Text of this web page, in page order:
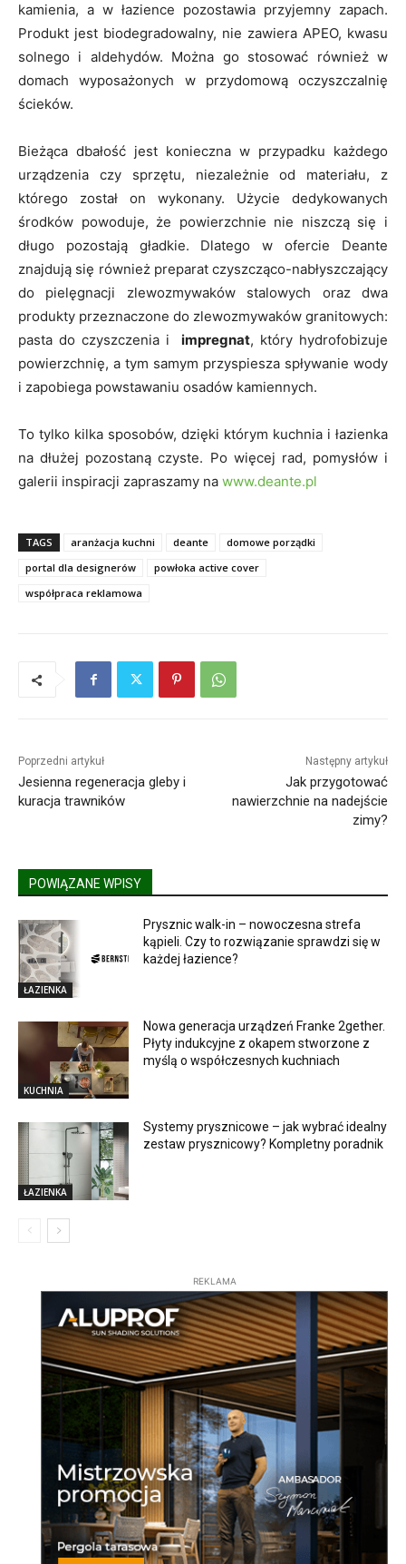
kamienia, a w łazience pozostawia przyjemny zapach.
Produkt jest biodegradowalny, nie zawiera APEO, kwasu
solnego i aldehydów. Można go stosować również w
domach wyposażonych w przydomową oczyszczalnię
ścieków.
Bieżąca dbałość jest konieczna w przypadku każdego
urządzenia czy sprzętu, niezależnie od materiału, z
którego został on wykonany. Użycie dedykowanych
środków powoduje, że powierzchnie nie niszczą się i
długo pozostają gładkie. Dlatego w ofercie Deante
znajdują się również preparat czyszcząco-nabłyszczający
do pielęgnacji zlewozmywaków stalowych oraz dwa
produkty przeznaczone do zlewozmywaków granitowych:
pasta do czyszczenia iimpregnat, który hydrofobizuje
powierzchnię, a tym samym przyspiesza spływanie wody
i zapobiega powstawaniu osadów kamiennych.
To tylko kilka sposobów, dzięki którym kuchnia i łazienka
na dłużej pozostaną czyste. Po więcej rad, pomysłów i
galerii inspiracji zapraszamy na www.deante.pl
TAGS aranżacja kuchni deante
domowe porządki
portal dla designerów
powłoka active cover
współpraca reklamowa
Poprzedni artykuł
Jesienna regeneracja gleby i
kuracja trawników
Następny artykuł
Jak przygotować
nawierzchnie na nadejście
zimy?
POWIĄZANE WPISY
ŁAZIENKA
Prysznic walk-in – nowoczesna strefa
kąpieli. Czy to rozwiązanie sprawdzi się w
każdej łazience?
KUCHNIA
Nowa generacja urządzeń Franke 2gether.
Płyty indukcyjne z okapem stworzone z
myślą o współczesnych kuchniach
ŁAZIENKA
Systemy prysznicowe – jak wybrać idealny
zestaw prysznicowy? Kompletny poradnik
REKLAMA